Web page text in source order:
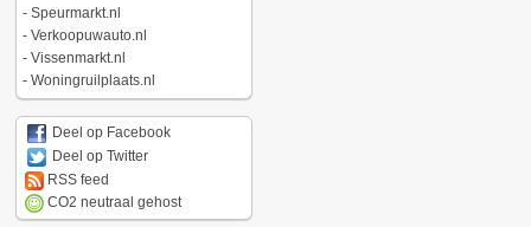
- Speurmarkt.nl
- Verkoopuwauto.nl
- Vissenmarkt.nl
- Woningruilplaats.nl
Deel op Facebook
Deel op Twitter
RSS feed
CO2 neutraal gehost